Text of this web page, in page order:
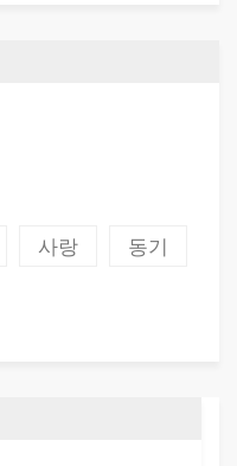
사랑 동기